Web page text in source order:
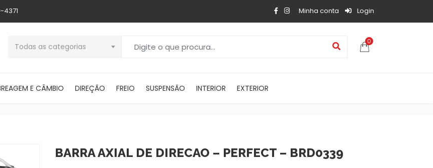
4371 Minha conta Login
0
Todas as categorias
E CÂMBIO DIREÇÃO FREIO SUSPENSÃO INTERIOR EXTERIOR
BARRA AXIAL DE DIRECAO – PERFECT – BRD0339